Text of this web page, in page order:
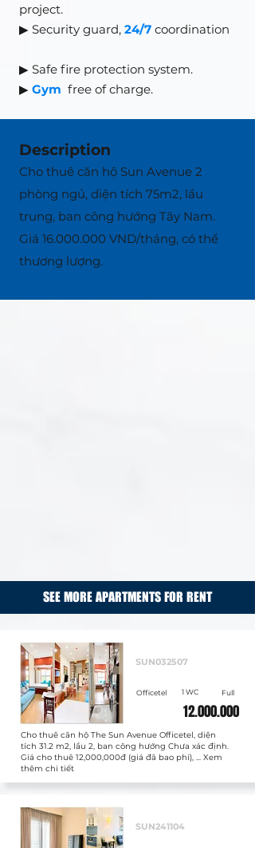
project.
▶ Security guard, 24/7 coordination
▶ Safe fire protection system.
▶ Gym free of charge.
Description
Cho thuê căn hộ Sun Avenue 2
phòng ngủ, diện tích 75m2, lầu
trung, ban công hướng Tây Nam.
Giá 16.000.000 VND/tháng, có thể
thương lượng.
SEE MORE APARTMENTS FOR RENT
SUN032507
Officetel 1 WC Full
12.000.000
Cho thuê căn hộ The Sun Avenue Officetel, diện
tích 31.2 m2, lầu 2, ban công hướng Chưa xác định.
Giá cho thuê 12,000,000đ (giá đã bao phí), ... Xem
thêm chi tiết
SUN241104